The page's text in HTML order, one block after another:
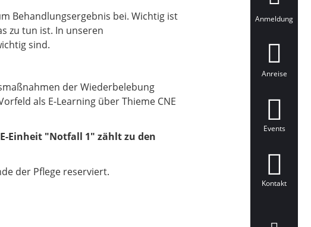
ä
t
Anmeldung
Anreise
Events
Kontakt
Behandlungsergebnis bei. Wichtig ist
zu tun ist. In unseren
sind.
der Wiederbelebung
als E-Learning über Thieme CNE
Einheit "Notfall 1" zählt zu den
der Pflege reserviert.